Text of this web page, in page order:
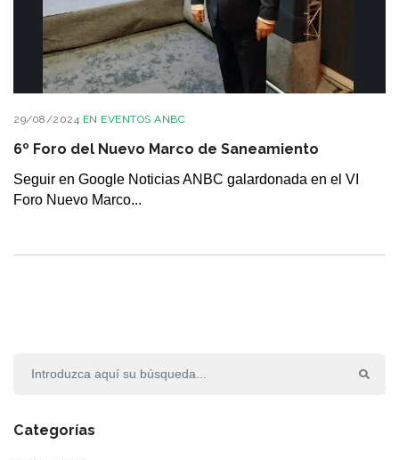
29/08/2024 EN EVENTOS ANBC
6º Foro del Nuevo Marco de Saneamiento
Seguir en Google Noticias ANBC galardonada en el VI
Foro Nuevo Marco...
Categorías